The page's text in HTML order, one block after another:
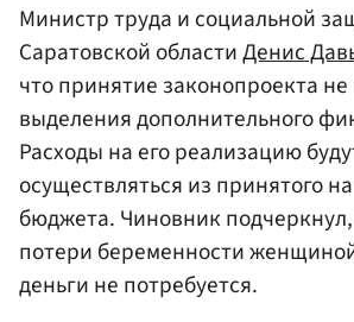
Министр труда и социальной
Саратовской областиДенис
что принятие законопроекта
выделения дополнительного
Расходы на его реализацию
осуществляться из принятого
бюджета. Чиновник подчеркнул,
потери беременности
деньги не потребуется.